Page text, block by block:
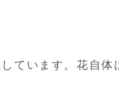
ています。花自体